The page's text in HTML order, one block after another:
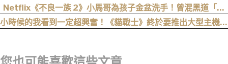
我
Netflix《不良一族 2》小馬哥為孩子金盆洗手！曾混黑道「割
掉小拇指」，女來賓全被帥到：超有骨氣
小時候的我看到一定超興奮！《貓戰士》終於要推出大型主機遊